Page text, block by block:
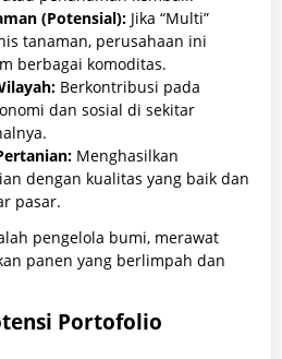
(Potensial): Jika “Multi”
tanaman, perusahaan ini
berbagai komoditas.
Berkontribusi pada
dan sosial di sekitar
Menghasilkan
dengan kualitas yang baik dan
pasar.
pengelola bumi, merawat
panen yang berlimpah dan
Portofolio